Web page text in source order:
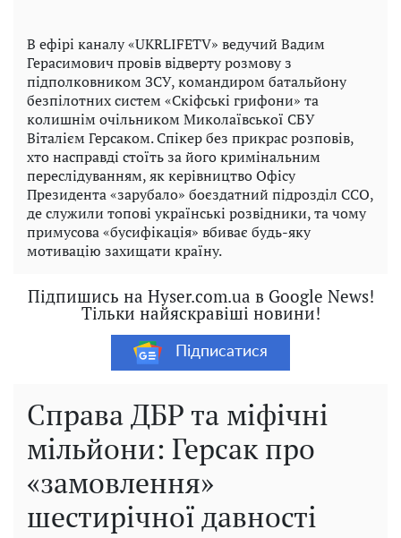
В ефірі каналу «UKRLIFETV» ведучий Вадим
Герасимович провів відверту розмову з
підполковником ЗСУ, командиром батальйону
безпілотних систем «Скіфські грифони» та
колишнім очільником Миколаївської СБУ
Віталієм Герсаком. Спікер без прикрас розповів,
хто насправді стоїть за його кримінальним
переслідуванням, як керівництво Офісу
Президента «зарубало» боєздатний підрозділ ССО,
де служили топові українські розвідники, та чому
примусова «бусифікація» вбиває будь-яку
мотивацію захищати країну.
Підпишись на Hyser.com.ua в Google News!
Тільки найяскравіші новини!
Підписатися
Справа ДБР та міфічні
мільйони: Герсак про
«замовлення»
шестирічної давності